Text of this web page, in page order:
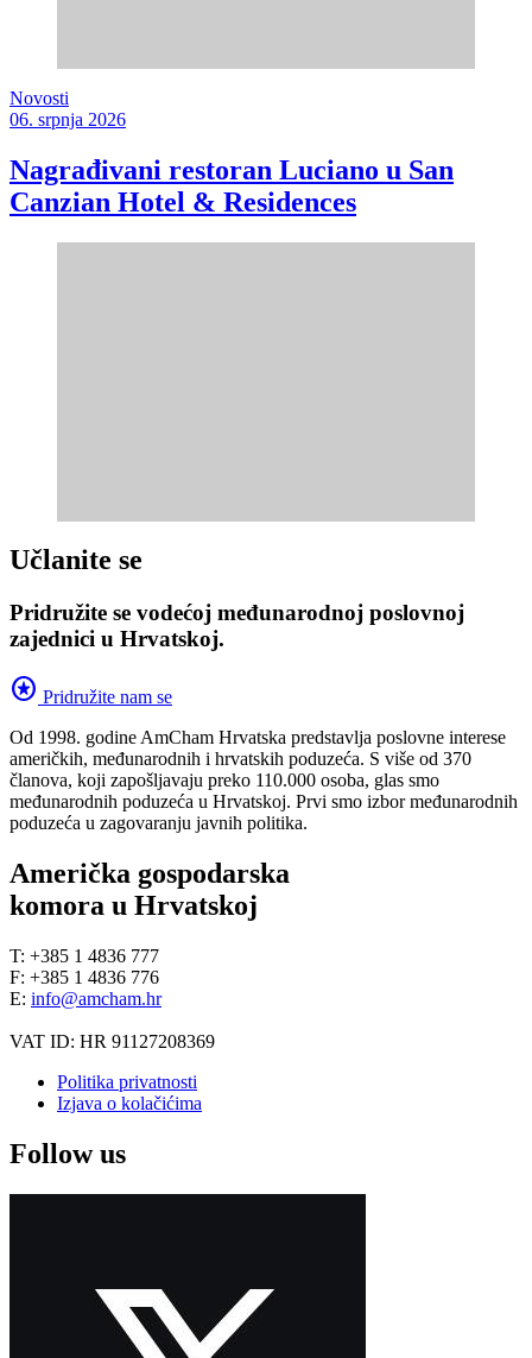
Novosti
06. srpnja 2026
Nagrađivani restoran Luciano u San
Canzian Hotel & Residences
Učlanite se
Pridružite se vodećoj međunarodnoj poslovnoj
zajednici u Hrvatskoj.
stars Pridružite nam se
Od 1998. godine AmCham Hrvatska predstavlja poslovne interese
američkih, međunarodnih i hrvatskih poduzeća. S više od 370
članova, koji zapošljavaju preko 110.000 osoba, glas smo
međunarodnih poduzeća u Hrvatskoj. Prvi smo izbor međunarodnih
poduzeća u zagovaranju javnih politika.
Američka gospodarska
komora u Hrvatskoj
T: +385 1 4836 777
F: +385 1 4836 776
E: info@amcham.hr
VAT ID: HR 91127208369
Politika privatnosti
Izjava o kolačićima
Follow us